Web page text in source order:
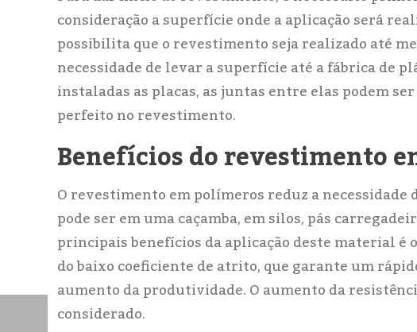
consideração a superfície onde a aplicação será
possibilita que o revestimento seja realizado até
necessidade de levar a superfície até a fábrica de
instaladas as placas, as juntas entre elas podem
perfeito no revestimento.
Benefícios do revestimento
O revestimento em polímeros reduz a
pode ser em uma caçamba, em silos, pás
principais benefícios da aplicação deste material
do baixo coeficiente de atrito, que garante um
aumento da produtividade. O aumento da
considerado.